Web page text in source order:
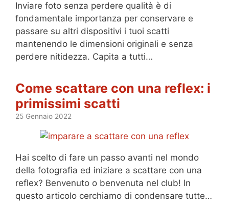
Inviare foto senza perdere qualità è di
fondamentale importanza per conservare e
passare su altri dispositivi i tuoi scatti
mantenendo le dimensioni originali e senza
perdere nitidezza. Capita a tutti…
Come scattare con una reflex: i
primissimi scatti
25 Gennaio 2022
Hai scelto di fare un passo avanti nel mondo
della fotografia ed iniziare a scattare con una
reflex? Benvenuto o benvenuta nel club! In
questo articolo cerchiamo di condensare tutte…